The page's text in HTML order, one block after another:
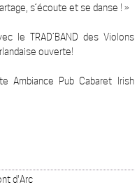
s’écoute et se danse ! »
le TRAD’BAND des Violons
ouverte!
Ambiance Pub Cabaret Irish
d'Arc